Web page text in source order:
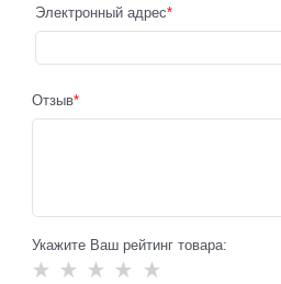
Электронный адрес
Отзыв
Укажите Ваш рейтинг товара: